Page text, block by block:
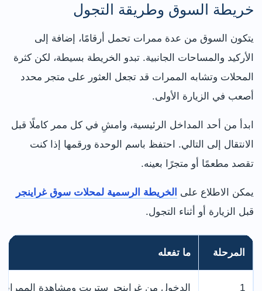
خريطة السوق وطريقة التجول
يتكون السوق من عدة ممرات تحمل أرقامًا، إضافة إلى
الأركيد والمساحات الجانبية. تبدو الخريطة بسيطة، لكن كثرة
المحلات وتشابه الممرات قد تجعل العثور على متجر محدد
أصعب في الزيارة الأولى.
ابدأ من أحد المداخل الرئيسية، وامشِ في كل ممر كاملًا قبل
الانتقال إلى التالي. احتفظ باسم الوحدة ورقمها إذا كنت
تقصد مطعمًا أو متجرًا بعينه.
يمكن الاطلاع على الخريطة الرسمية لمحلات سوق غراينجر
قبل الزيارة أو أثناء التجول.
المرحلة ما تفعله
1 الدخول من غراينجر ستريت ومشاهدة الممرات